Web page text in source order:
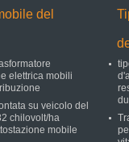
del
elettrica mobili
su veicolo del
chilovolt/ha
mobile